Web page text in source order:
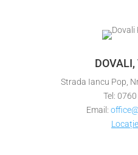
Strada Iancu Pop,
Tel:
Email: